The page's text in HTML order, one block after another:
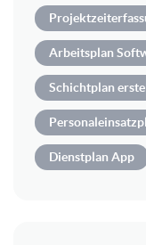
Arbeitsplan
Schichtplan
Dienstplan App